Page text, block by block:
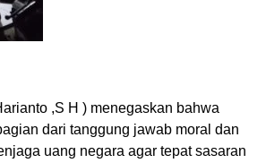
,S H ) menegaskan bahwa
dari tanggung jawab moral dan
uang negara agar tepat sasaran